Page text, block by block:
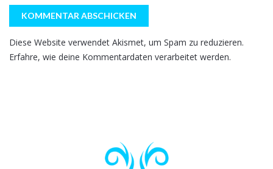
Diese Website verwendet Akismet, um Spam zu reduzieren.
Erfahre, wie deine Kommentardaten verarbeitet werden.